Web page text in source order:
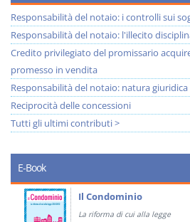
Responsabilità del notaio: i controlli sui
Responsabilità del notaio: l'illecito
Credito privilegiato del promissario
promesso in vendita
Responsabilità del notaio: natura
Reciprocità delle concessioni
Tutti gli ultimi contributi >
E-Book
Il Condominio
La riforma di cui alla legge